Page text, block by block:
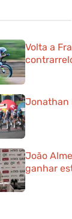
Volta a
Jonathan
João
ganhar